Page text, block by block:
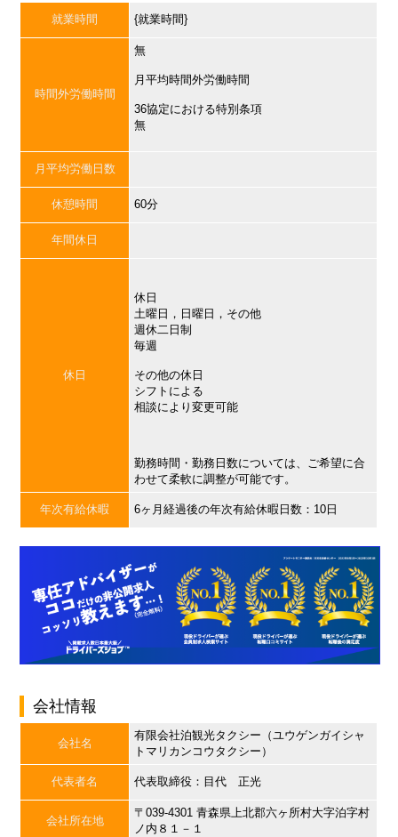
就業時間 {就業時間}
時間外労働時間
無
月平均時間外労働時間
36協定における特別条項
無
月平均労働日数
休憩時間 60分
年間休日
休日
休日
土曜日，日曜日，その他
週休二日制
毎週
その他の休日
シフトによる
相談により変更可能
勤務時間・勤務日数については、ご希望に合
わせて柔軟に調整が可能です。
年次有給休暇 6ヶ月経過後の年次有給休暇日数：10日
会社情報
会社名
有限会社泊観光タクシー（ユウゲンガイシャ
トマリカンコウタクシー）
代表者名 代表取締役：目代 正光
会社所在地
〒039-4301 青森県上北郡六ヶ所村大字泊字村
ノ内８１－１